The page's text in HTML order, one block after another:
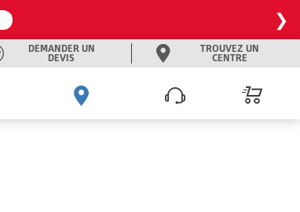
❯
TROUVEZ UN
CENTRE
DEMANDER UN
DEVIS